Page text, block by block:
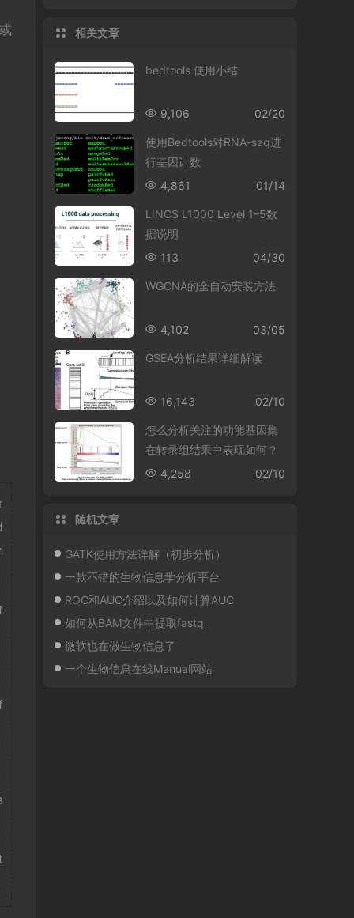
相关文章
bedtools 使用小结
02/20
9,106
使用Bedtools对RNA-seq进
行基因计数
01/14
4,861
LINCS L1000 Level 1–5数
据说明
04/30
113
WGCNA的全自动安装方法
03/05
4,102
GSEA分析结果详细解读
02/10
16,143
怎么分析关注的功能基因集
在转录组结果中表现如何？
02/10
4,258
随机文章
GATK使用方法详解（初步分析）
一款不错的生物信息学分析平台
ROC和AUC介绍以及如何计算AUC
如何从BAM文件中提取fastq
微软也在做生物信息了
一个生物信息在线Manual网站